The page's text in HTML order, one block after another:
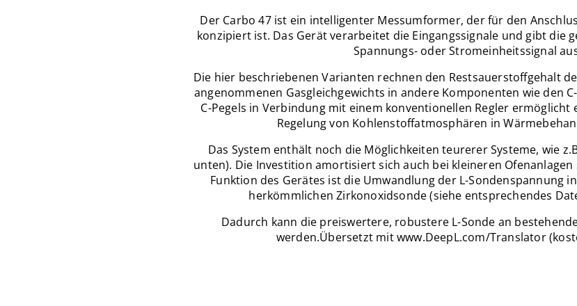
Der Carbo 47 ist ein intelligenter Messumformer, der für den
konzipiert ist. Das Gerät verarbeitet die Eingangssignale und gibt die
Spannungs- oder Stromeinheitssignal
Die hier beschriebenen Varianten rechnen den Restsauerstoffgehalt
angenommenen Gasgleichgewichts in andere Komponenten wie den
C-Pegels in Verbindung mit einem konventionellen Regler ermöglicht
Regelung von Kohlenstoffatmosphären in
Das System enthält noch die Möglichkeiten teurerer Systeme, wie
unten). Die Investition amortisiert sich auch bei kleineren
Funktion des Gerätes ist die Umwandlung der L-Sondenspannung
herkömmlichen Zirkonoxidsonde (siehe entsprechendes
Dadurch kann die preiswertere, robustere L-Sonde an
werden.Übersetzt mit www.DeepL.com/Translator